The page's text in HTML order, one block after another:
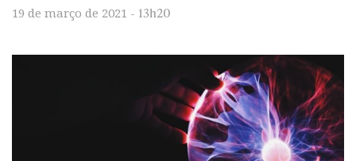
19 de março de 2021 - 13h20